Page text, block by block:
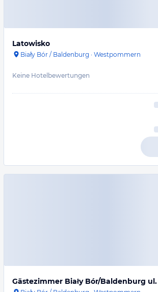
Latowisko
Biały Bór / Baldenburg · Westpommern
Keine Hotelbewertungen
Gästezimmer Biały Bór/Baldenburg